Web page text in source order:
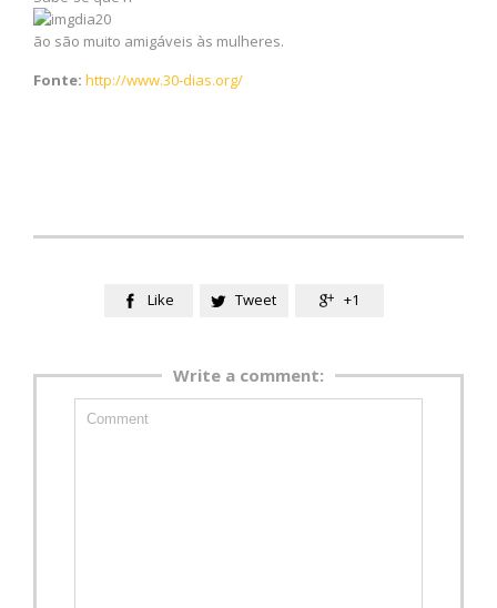
ão são muito amigáveis às mulheres.
Fonte: http://www.30-dias.org/
 Like  Tweet  +1
Write a comment: